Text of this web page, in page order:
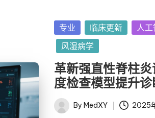
Posted
in
专业 临床更新 人
风湿病学
革新强直性脊柱
度检查模型提升
Posted
By MedXY 2025